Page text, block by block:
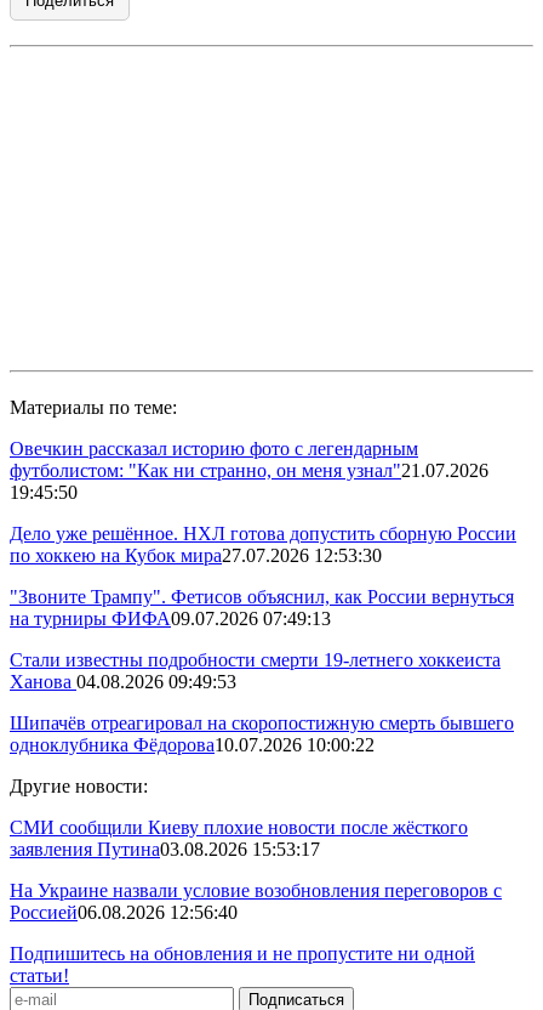
Материалы по теме:
Овечкин рассказал историю фото с легендарным
футболистом: "Как ни странно, он меня узнал"21.07.2026
19:45:50
Дело уже решённое. НХЛ готова допустить сборную России
по хоккею на Кубок мира27.07.2026 12:53:30
"Звоните Трампу". Фетисов объяснил, как России вернуться
на турниры ФИФА09.07.2026 07:49:13
Стали известны подробности смерти 19-летнего хоккеиста
Ханова 04.08.2026 09:49:53
Шипачёв отреагировал на скоропостижную смерть бывшего
одноклубника Фёдорова10.07.2026 10:00:22
Другие новости:
СМИ сообщили Киеву плохие новости после жёсткого
заявления Путина03.08.2026 15:53:17
На Украине назвали условие возобновления переговоров с
Россией06.08.2026 12:56:40
Подпишитесь на обновления и не пропустите ни одной
статьи!